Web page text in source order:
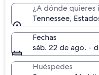
¿A dónde quieres
Tennessee,
Fechas
sáb. 22 de ago. -
Huéspedes